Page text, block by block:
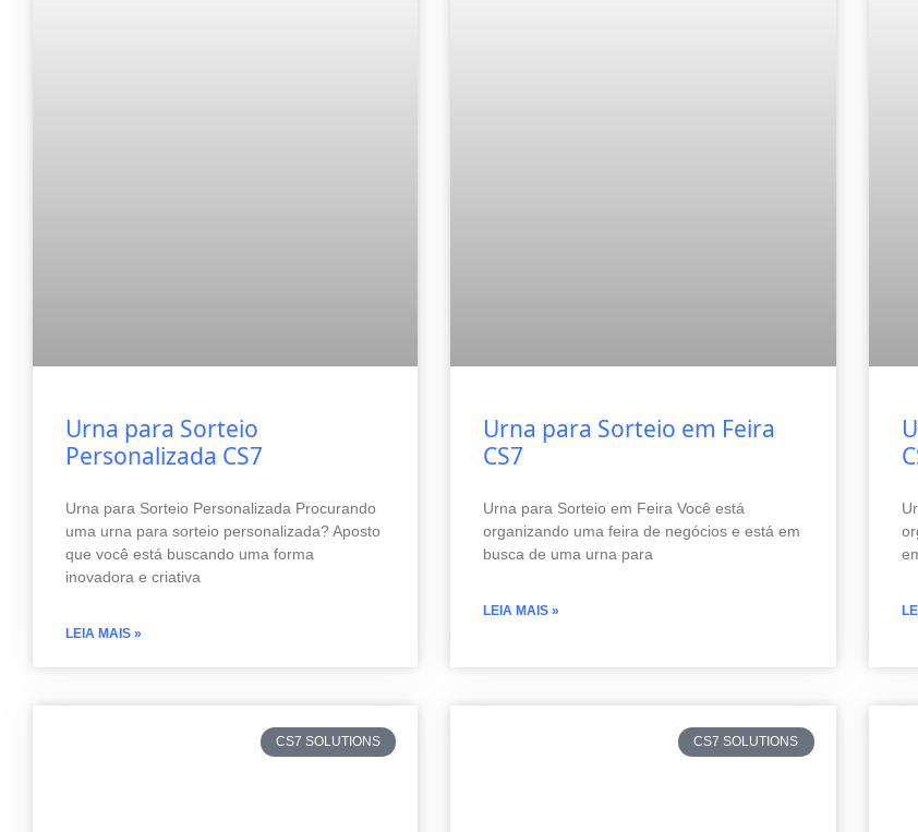
Urna para Sorteio
Personalizada CS7
Urna para Sorteio Personalizada Procurando
uma urna para sorteio personalizada? Aposto
que você está buscando uma forma
inovadora e criativa
LEIA MAIS »
Urna para Sorteio em Feira
CS7
Urna para Sorteio em Feira Você está
organizando uma feira de negócios e está em
busca de uma urna para
LEIA MAIS »
CS7 SOLUTIONS CS7 SOLUTIONS